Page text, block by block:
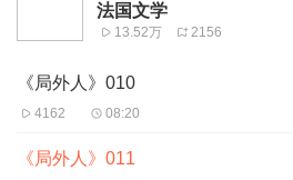
法国文学
13.52万 2156
《局外人》010
4162 08:20
《局外人》011